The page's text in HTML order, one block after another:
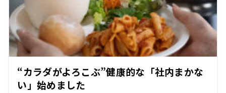
“カラダがよろこぶ”健康的な「社内まかな
い」始めました